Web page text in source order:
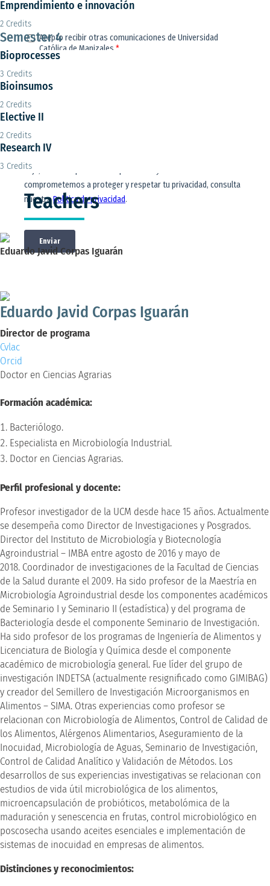
Emprendimiento e innovación
2 Credits
Semester 4
Bioprocesses
3 Credits
Bioinsumos
2 Credits
Elective II
2 Credits
Research IV
3 Credits
Teachers
Eduardo Javid Corpas Iguarán
Eduardo Javid Corpas Iguarán
Director de programa
Cvlac
Orcid
Doctor en Ciencias Agrarias
Formación académica:
Bacteriólogo.
Especialista en Microbiología Industrial.
Doctor en Ciencias Agrarias.
Perfil profesional y docente:
Profesor investigador de la UCM desde hace 15 años. Actualmente
se desempeña como Director de Investigaciones y Posgrados.
Director del Instituto de Microbiología y Biotecnología
Agroindustrial – IMBA entre agosto de 2016 y mayo de
2018. Coordinador de investigaciones de la Facultad de Ciencias
de la Salud durante el 2009. Ha sido profesor de la Maestría en
Microbiología Agroindustrial desde los componentes académicos
de Seminario I y Seminario II (estadística) y del programa de
Bacteriología desde el componente Seminario de Investigación.
Ha sido profesor de los programas de Ingeniería de Alimentos y
Licenciatura de Biología y Química desde el componente
académico de microbiología general. Fue líder del grupo de
investigación INDETSA (actualmente resignificado como GIMIBAG)
y creador del Semillero de Investigación Microorganismos en
Alimentos – SIMA. Otras experiencias como profesor se
relacionan con Microbiología de Alimentos, Control de Calidad de
los Alimentos, Alérgenos Alimentarios, Aseguramiento de la
Inocuidad, Microbiología de Aguas, Seminario de Investigación,
Control de Calidad Analítico y Validación de Métodos. Los
desarrollos de sus experiencias investigativas se relacionan con
estudios de vida útil microbiológica de los alimentos,
microencapsulación de probióticos, metabolómica de la
maduración y senescencia en frutas, control microbiológico en
poscosecha usando aceites esenciales e implementación de
sistemas de inocuidad en empresas de alimentos.
Distinciones y reconocimientos: